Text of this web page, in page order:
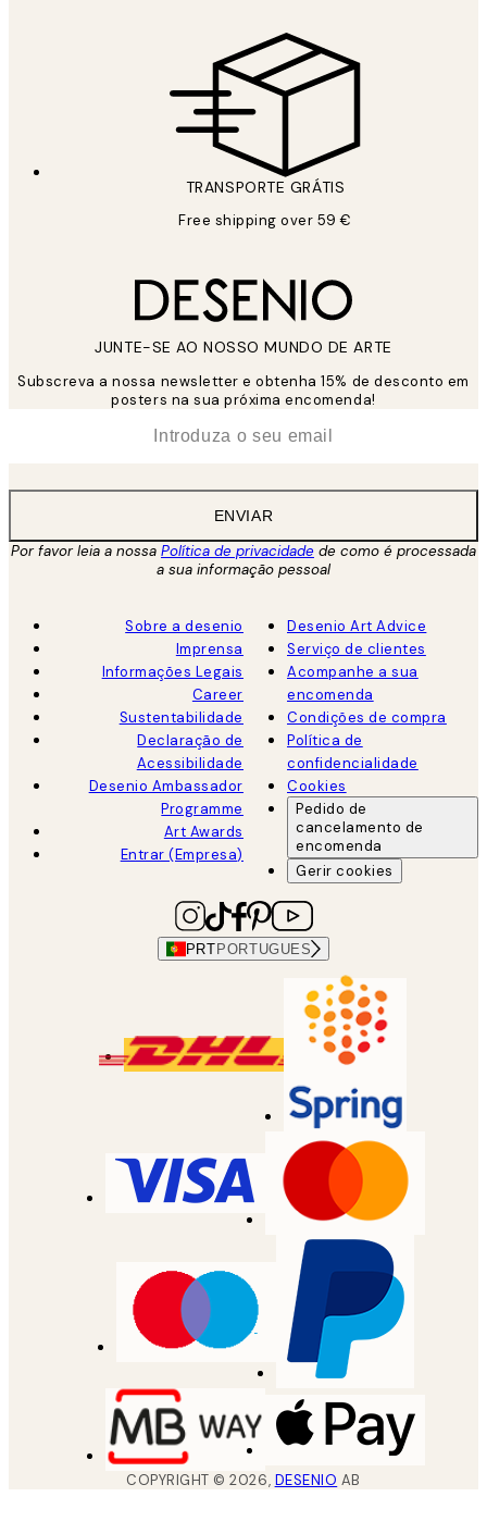
TRANSPORTE GRÁTIS
Free shipping over 59 €
JUNTE-SE AO NOSSO MUNDO DE ARTE
Subscreva a nossa newsletter e obtenha 15% de desconto em
posters na sua próxima encomenda!
ENVIAR
Por favor leia a nossa Política de privacidade de como é processada
a sua informação pessoal
Sobre a desenio
Imprensa
Informações Legais
Career
Sustentabilidade
Declaração de
Acessibilidade
Desenio Ambassador
Programme
Art Awards
Entrar (Empresa)
Desenio Art Advice
Serviço de clientes
Acompanhe a sua
encomenda
Condições de compra
Política de
confidencialidade
Cookies
Pedido de
cancelamento de
encomenda
Gerir cookies
PRT PORTUGUES
COPYRIGHT ©2026, DESENIO AB